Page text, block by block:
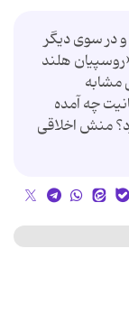
در سوی دیگر
هلند
مشابه
چه آمده
منش اخلاقی